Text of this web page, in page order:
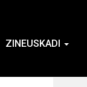
ZINEUSKADI